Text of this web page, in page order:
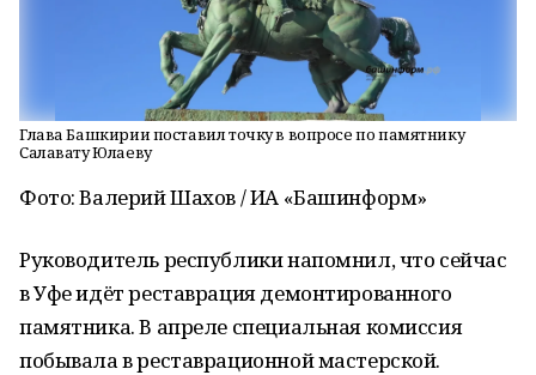
Глава Башкирии поставил точку в вопросе по памятнику
Салавату Юлаеву
Фото: Валерий Шахов / ИА «Башинформ»
Руководитель республики напомнил, что сейчас
в Уфе идёт реставрация демонтированного
памятника. В апреле специальная комиссия
побывала в реставрационной мастерской.